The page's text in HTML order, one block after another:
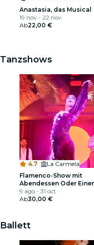
Anastasia, das Musical
19 nov - 22 nov
Ab22,00 €
Tanzshows
4.7 ·
La Carmela
Flamenco-Show mit
Abendessen Oder
Getränk in La Carmela
9 ago - 31 oct
Ab30,00 €
Ballett